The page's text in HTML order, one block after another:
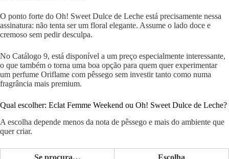
O ponto forte do Oh! Sweet Dulce de Leche está precisamente nessa
assinatura: não tenta ser um floral elegante. Assume o lado doce e
cremoso sem pedir desculpa.
No Catálogo 9, está disponível a um preço especialmente interessante,
o que também o torna uma boa opção para quem quer experimentar
um perfume Oriflame com pêssego sem investir tanto como numa
fragrância mais premium.
Qual escolher: Eclat Femme Weekend ou Oh! Sweet Dulce de Leche?
A escolha depende menos da nota de pêssego e mais do ambiente que
quer criar.